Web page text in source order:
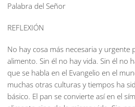
Palabra del Señor
REFLEXIÓN
No hay cosa más necesaria y urgente
alimento. Sin él no hay vida. Sin él no
que se habla en el Evangelio en el
muchas otras culturas y tiempos ha
básico. El pan se convierte así en el